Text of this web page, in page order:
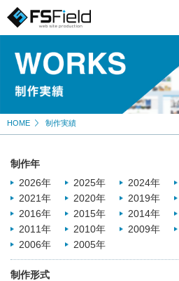
HOME 制作実績
制作年
2026年
2025年 2024年
2021年
2020年 2019年
2016年
2015年 2014年
2011年
2010年 2009年
2006年
2005年
制作形式